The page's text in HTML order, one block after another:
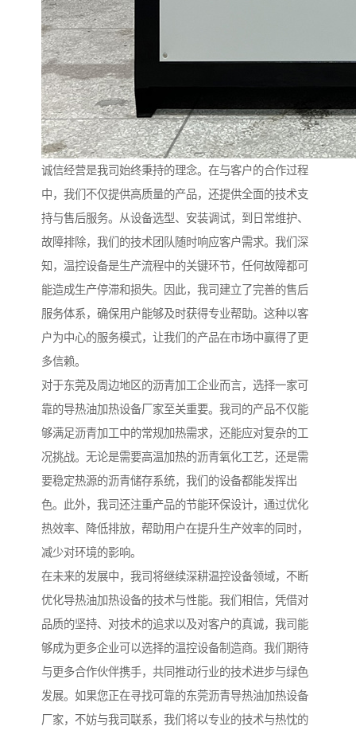
诚信经营是我司始终秉持的理念。在与客户的合作过程
中，我们不仅提供高质量的产品，还提供全面的技术支
持与售后服务。从设备选型、安装调试，到日常维护、
故障排除，我们的技术团队随时响应客户需求。我们深
知，温控设备是生产流程中的关键环节，任何故障都可
能造成生产停滞和损失。因此，我司建立了完善的售后
服务体系，确保用户能够及时获得专业帮助。这种以客
户为中心的服务模式，让我们的产品在市场中赢得了更
多信赖。
对于东莞及周边地区的沥青加工企业而言，选择一家可
靠的导热油加热设备厂家至关重要。我司的产品不仅能
够满足沥青加工中的常规加热需求，还能应对复杂的工
况挑战。无论是需要高温加热的沥青氧化工艺，还是需
要稳定热源的沥青储存系统，我们的设备都能发挥出
色。此外，我司还注重产品的节能环保设计，通过优化
热效率、降低排放，帮助用户在提升生产效率的同时，
减少对环境的影响。
在未来的发展中，我司将继续深耕温控设备领域，不断
优化导热油加热设备的技术与性能。我们相信，凭借对
品质的坚持、对技术的追求以及对客户的真诚，我司能
够成为更多企业可以选择的温控设备制造商。我们期待
与更多合作伙伴携手，共同推动行业的技术进步与绿色
发展。如果您正在寻找可靠的东莞沥青导热油加热设备
厂家，不妨与我司联系，我们将以专业的技术与热忱的